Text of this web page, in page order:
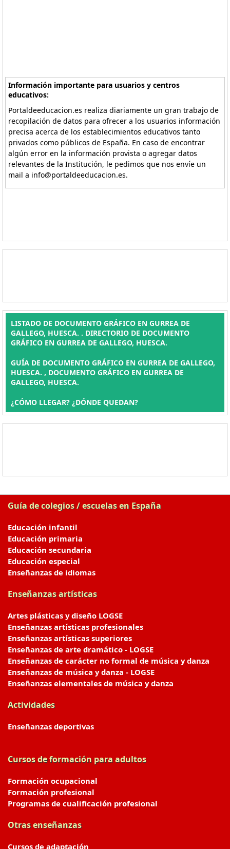
Información importante para usuarios y centros
educativos:
Portaldeeducacion.es realiza diariamente un gran trabajo de
recopilación de datos para ofrecer a los usuarios información
precisa acerca de los establecimientos educativos tanto
privados como públicos de España. En caso de encontrar
algún error en la información provista o agregar datos
relevantes de la Institución, le pedimos que nos envíe un
mail a info@portaldeeducacion.es.
LISTADO DE DOCUMENTO GRÁFICO EN GURREA DE
GALLEGO, HUESCA. . DIRECTORIO DE DOCUMENTO
GRÁFICO EN GURREA DE GALLEGO, HUESCA.
GUÍA DE DOCUMENTO GRÁFICO EN GURREA DE GALLEGO,
HUESCA. , DOCUMENTO GRÁFICO EN GURREA DE
GALLEGO, HUESCA.
¿CÓMO LLEGAR? ¿DÓNDE QUEDAN?
Guía de colegios / escuelas en España
Educación infantil
Educación primaria
Educación secundaria
Educación especial
Enseñanzas de idiomas
Enseñanzas artísticas
Artes plásticas y diseño LOGSE
Enseñanzas artísticas profesionales
Enseñanzas artísticas superiores
Enseñanzas de arte dramático - LOGSE
Enseñanzas de carácter no formal de música y danza
Enseñanzas de música y danza - LOGSE
Enseñanzas elementales de música y danza
Actividades
Enseñanzas deportivas
Cursos de formación para adultos
Formación ocupacional
Formación profesional
Programas de cualificación profesional
Otras enseñanzas
Cursos de adaptación